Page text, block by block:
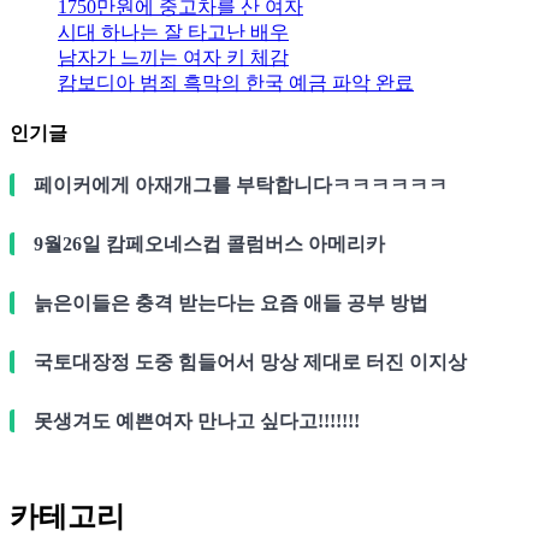
1750만원에 중고차를 산 여자
시대 하나는 잘 타고난 배우
남자가 느끼는 여자 키 체감
캄보디아 범죄 흑막의 한국 예금 파악 완료
인기글
페이커에게 아재개그를 부탁합니다ㅋㅋㅋㅋㅋㅋ
9월26일 캄페오네스컵 콜럼버스 아메리카
늙은이들은 충격 받는다는 요즘 애들 공부 방법
국토대장정 도중 힘들어서 망상 제대로 터진 이지상
못생겨도 예쁜여자 만나고 싶다고!!!!!!!
카테고리